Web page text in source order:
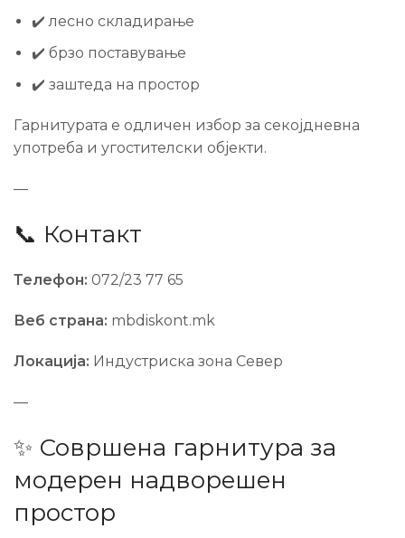
✔️ лесно складирање
✔️ брзо поставување
✔️ заштеда на простор
Гарнитурата е одличен избор за секојдневна
употреба и угостителски објекти.
—
📞 Контакт
Телефон: 072/23 77 65
Веб страна: mbdiskont.mk
Локација: Индустриска зона Север
—
✨ Совршена гарнитура за
модерен надворешен
простор